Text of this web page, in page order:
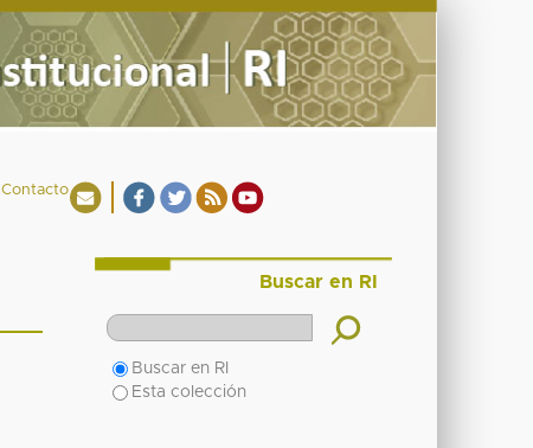
Contacto
Buscar en RI
Buscar en RI
Esta colección